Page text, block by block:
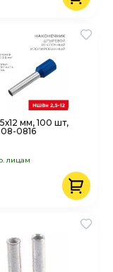
мм, 100 шт,
0816
лицам